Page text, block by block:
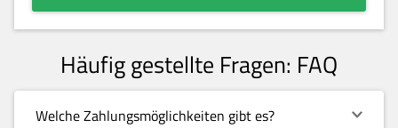
Häufig gestellte Fragen: FAQ
Welche Zahlungsmöglichkeiten gibt es?